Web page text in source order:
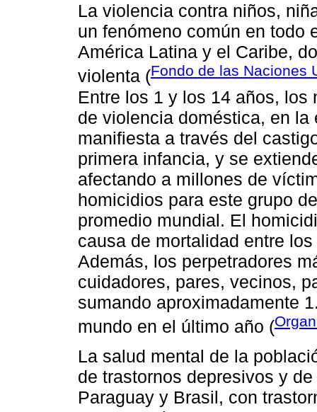
La violencia contra niños,
un fenómeno común en todo
América Latina y el Caribe,
violenta (Fondo de las Naciones
Entre los 1 y los 14 años,
de violencia doméstica, en
manifiesta a través del
primera infancia, y se
afectando a millones de
homicidios para este grupo
promedio mundial. El
causa de mortalidad entre
Además, los perpetradores
cuidadores, pares, vecinos,
sumando aproximadamente
mundo en el último año (
La salud mental de la
de trastornos depresivos y
Paraguay y Brasil, con